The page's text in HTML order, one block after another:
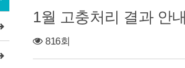
1월 고충처리 결과 안내
816회